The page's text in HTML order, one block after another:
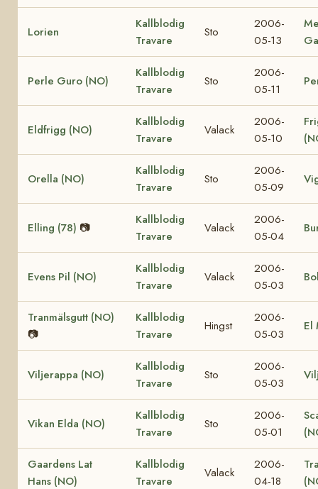
Lorien
Kallblodig
Travare
Sto
2006-
05-13
Perle Guro (NO)
Kallblodig
Travare
Sto
2006-
05-11
Eldfrigg (NO)
Kallblodig
Travare
Valack
2006-
05-10
Orella (NO)
Kallblodig
Travare
Sto
2006-
05-09
Elling (78) 📷
Kallblodig
Travare
Valack
2006-
05-04
Evens Pil (NO)
Kallblodig
Travare
Valack
2006-
05-03
Tranmälsgutt (NO)
📷
Kallblodig
Travare
Hingst
2006-
05-03
El
Viljerappa (NO)
Kallblodig
Travare
Sto
2006-
05-03
Vikan Elda (NO)
Kallblodig
Travare
Sto
2006-
05-01
Gaardens Lat
Hans (NO)
Kallblodig
Travare
Valack
2006-
04-18